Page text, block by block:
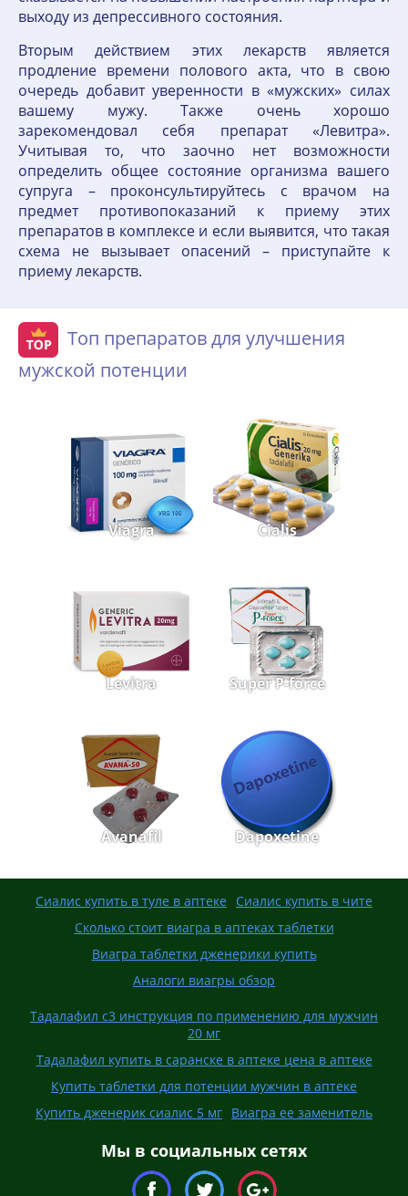
выходу из депрессивного состояния.
Вторым действием этих лекарств является
продление времени полового акта, что в свою
очередь добавит уверенности в «мужских» силах
вашему мужу. Также очень хорошо
зарекомендовал себя препарат «Левитра».
Учитывая то, что заочно нет возможности
определить общее состояние организма вашего
супруга – проконсультируйтесь с врачом на
предмет противопоказаний к приему этих
препаратов в комплексе и если выявится, что такая
схема не вызывает опасений – приступайте к
приему лекарств.
Топ препаратов для улучшения
мужской потенции
Viagra Cialis
Levitra Super P-force
Avanafil Dapoxetine
Сиалис купить в туле в аптеке Сиалис купить в чите
Сколько стоит виагра в аптеках таблетки
Виагра таблетки дженерики купить
Аналоги виагры обзор
Тадалафил с3 инструкция по применению для мужчин
20 мг
Тадалафил купить в саранске в аптеке цена в аптеке
Купить таблетки для потенции мужчин в аптеке
Купить дженерик сиалис 5 мг Виагра ее заменитель
Мы в социальных сетях